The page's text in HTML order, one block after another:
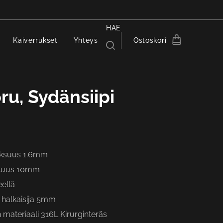
Kaiverrukset Yhteys
HAE
Ostoskori
Sydänsiipi
1.6mm
10mm
5mm
materiaali 316L Kirurginteräs